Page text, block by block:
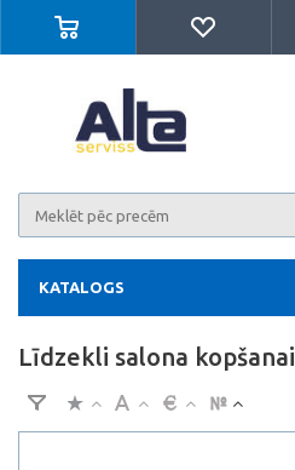
KATALOGS
Līdzekli salona kopšanai